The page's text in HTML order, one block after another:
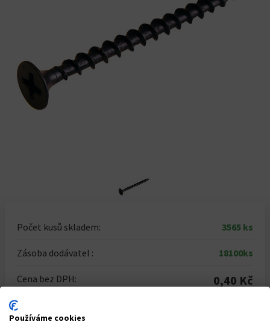
Počet kusů skladem: 3565 ks
Zásoba dodávatel : 18100ks
Cena bez DPH: 0,40 Kč
Cena vč. DPH:
Používáme cookies